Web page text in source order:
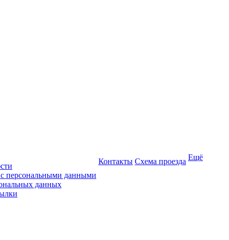
персональными данными
данных
Контакты Схема проезда Ещё